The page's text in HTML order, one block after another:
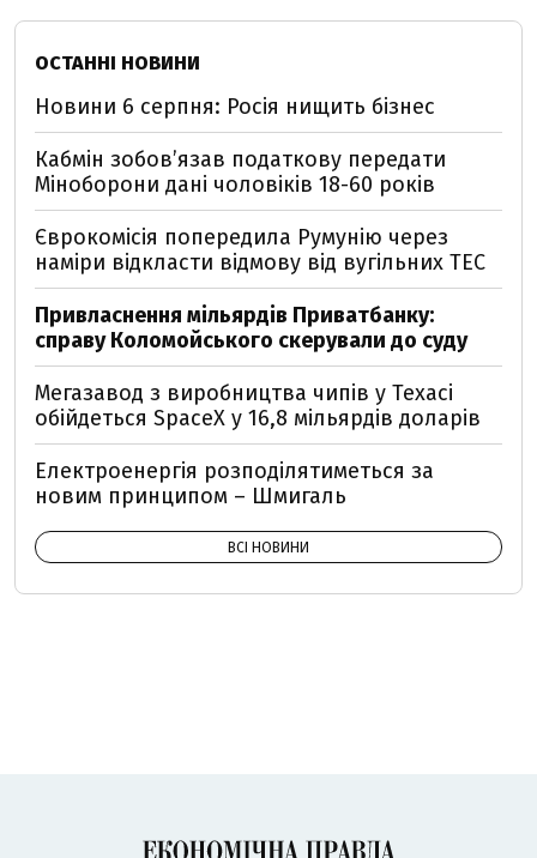
ОСТАННІ НОВИНИ
Новини 6 серпня: Росія нищить бізнес
Кабмін зобовʼязав податкову передати
Міноборони дані чоловіків 18-60 років
Єврокомісія попередила Румунію через
наміри відкласти відмову від вугільних ТЕС
Привласнення мільярдів Приватбанку:
справу Коломойського скерували до суду
Мегазавод з виробництва чипів у Техасі
обійдеться SpaceX у 16,8 мільярдів доларів
Електроенергія розподілятиметься за
новим принципом – Шмигаль
ВСІ НОВИНИ